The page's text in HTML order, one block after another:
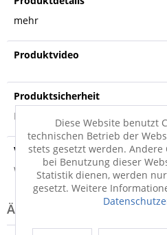
mehr
Produktvideo
Produktsicherheit
Produktsicherheit
Versandinfo
Weitere Informationen zum
Diese Website benutzt
technischen Betrieb der
stets gesetzt werden. Andere
bei Benutzung dieser
Statistik dienen, werden
gesetzt. Weitere